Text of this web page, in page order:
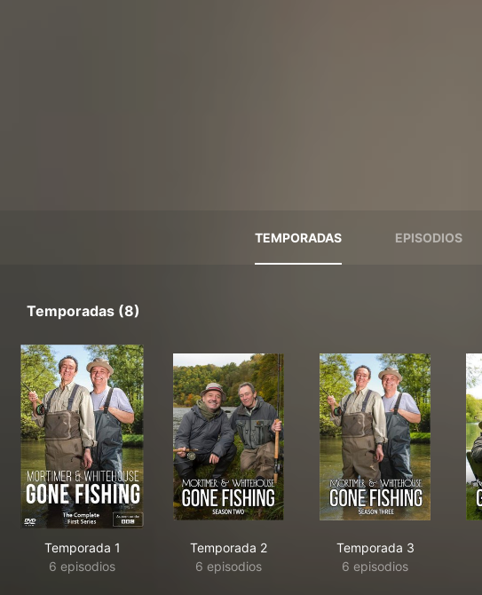
TEMPORADAS EPISODIOS
Temporadas (8)
Temporada 1
6 episodios
Temporada 2
6 episodios
Temporada 3
6 episodios